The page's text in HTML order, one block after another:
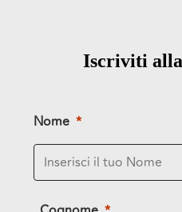
Iscriviti alla
Nome